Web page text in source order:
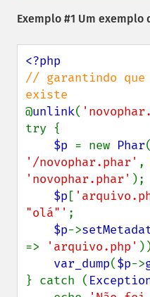
Exemplo #1 Um exemplo
// garantindo que
@unlink(
try {
$p = new Phar(
'/novophar.phar' ,
'novophar.phar' );
$p [
"olá"' ;
$p->
=>
'arquivo.php'
var_dump($p->
} catch (